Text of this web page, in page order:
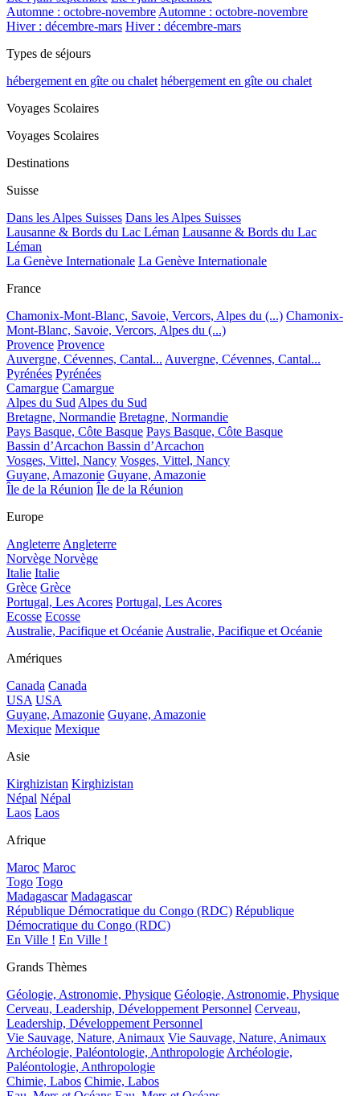
Automne : octobre-novembreAutomne : octobre-novembre
Hiver : décembre-mars Hiver : décembre-mars
Types de séjours
hébergement en gîte ou chalet hébergement en gîte ou chalet
Voyages Scolaires
Voyages Scolaires
Destinations
Suisse
Dans les Alpes Suisses Dans les Alpes Suisses
Lausanne & Bords du Lac Léman Lausanne & Bords du Lac
Léman
La Genève Internationale La Genève Internationale
France
Chamonix-Mont-Blanc, Savoie, Vercors, Alpes du (...) Chamonix-
Mont-Blanc, Savoie, Vercors, Alpes du (...)
Provence Provence
Auvergne, Cévennes, Cantal... Auvergne, Cévennes, Cantal...
Pyrénées Pyrénées
Camargue Camargue
Alpes du SudAlpes du Sud
Bretagne, Normandie Bretagne, Normandie
Pays Basque, Côte Basque Pays Basque, Côte Basque
Bassin d’Arcachon Bassin d’Arcachon
Vosges, Vittel, Nancy Vosges, Vittel, Nancy
Guyane, Amazonie Guyane, Amazonie
Île de la Réunion Île de la Réunion
Europe
AngleterreAngleterre
Norvège Norvège
Italie Italie
Grèce Grèce
Portugal, Les Acores Portugal, Les Acores
Ecosse Ecosse
Australie, Pacifique et OcéanieAustralie, Pacifique et Océanie
Amériques
Canada Canada
USA USA
Guyane, Amazonie Guyane, Amazonie
Mexique Mexique
Asie
Kirghizistan Kirghizistan
Népal Népal
Laos Laos
Afrique
Maroc Maroc
Togo Togo
Madagascar Madagascar
République Démocratique du Congo (RDC) République
Démocratique du Congo (RDC)
En Ville ! En Ville !
Grands Thèmes
Géologie, Astronomie, Physique Géologie, Astronomie, Physique
Cerveau, Leadership, Développement Personnel Cerveau,
Leadership, Développement Personnel
Vie Sauvage, Nature, Animaux Vie Sauvage, Nature, Animaux
Archéologie, Paléontologie, AnthropologieArchéologie,
Paléontologie, Anthropologie
Chimie, Labos Chimie, Labos